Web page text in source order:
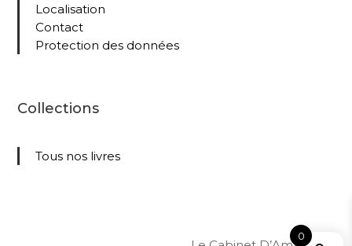
Localisation
Contact
Protection des données
Collections
Tous nos livres
0